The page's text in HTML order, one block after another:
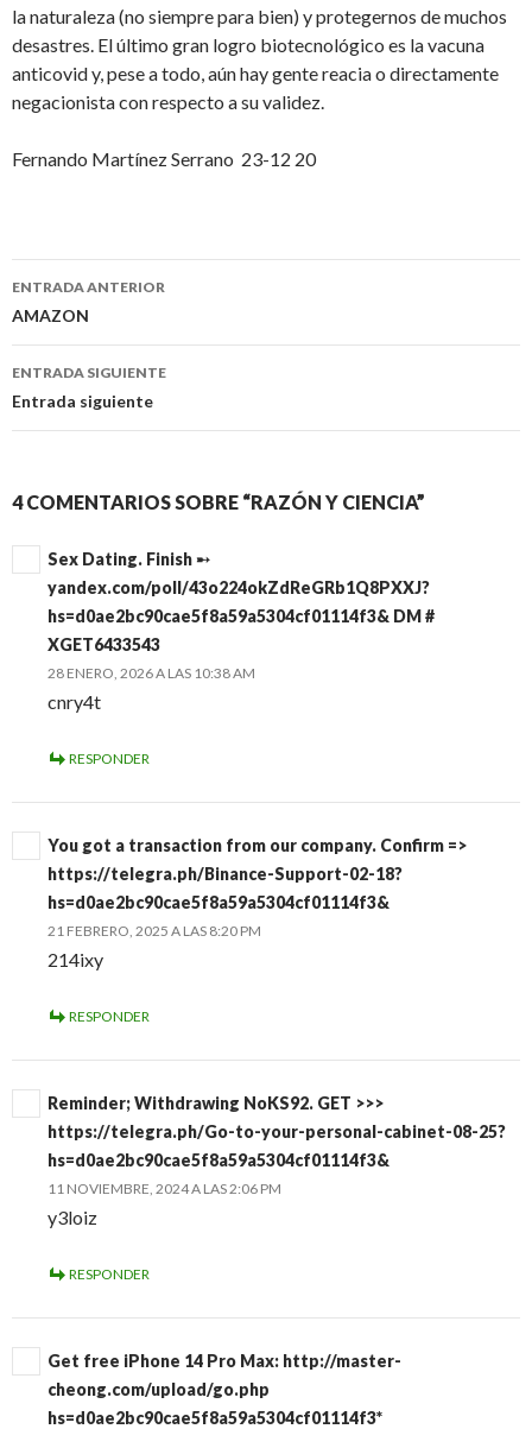
la naturaleza (no siempre para bien) y protegernos de muchos
desastres. El último gran logro biotecnológico es la vacuna
anticovid y, pese a todo, aún hay gente reacia o directamente
negacionista con respecto a su validez.
Fernando Martínez Serrano 23-12 20
Navegación
de
entradas
ENTRADA ANTERIOR
AMAZON
ENTRADA SIGUIENTE
Entrada siguiente
4 COMENTARIOS SOBRE “RAZÓN Y CIENCIA”
Sex Dating. Finish ➸
yandex.com/poll/43o224okZdReGRb1Q8PXXJ?
hs=d0ae2bc90cae5f8a59a5304cf01114f3& DM #
XGET6433543
28 ENERO, 2026 A LAS 10:38 AM
cnry4t
RESPONDER
You got a transaction from our company. Confirm =>
https://telegra.ph/Binance-Support-02-18?
hs=d0ae2bc90cae5f8a59a5304cf01114f3&
21 FEBRERO, 2025 A LAS 8:20 PM
214ixy
RESPONDER
Reminder; Withdrawing NoKS92. GET >>>
https://telegra.ph/Go-to-your-personal-cabinet-08-25?
hs=d0ae2bc90cae5f8a59a5304cf01114f3&
11 NOVIEMBRE, 2024 A LAS 2:06 PM
y3loiz
RESPONDER
Get free iPhone 14 Pro Max: http://master-
cheong.com/upload/go.php
hs=d0ae2bc90cae5f8a59a5304cf01114f3*